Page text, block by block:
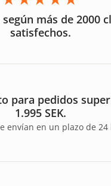
más de 2000
satisfechos.
para pedidos
1.995 SEK.
envían en un plazo de 24